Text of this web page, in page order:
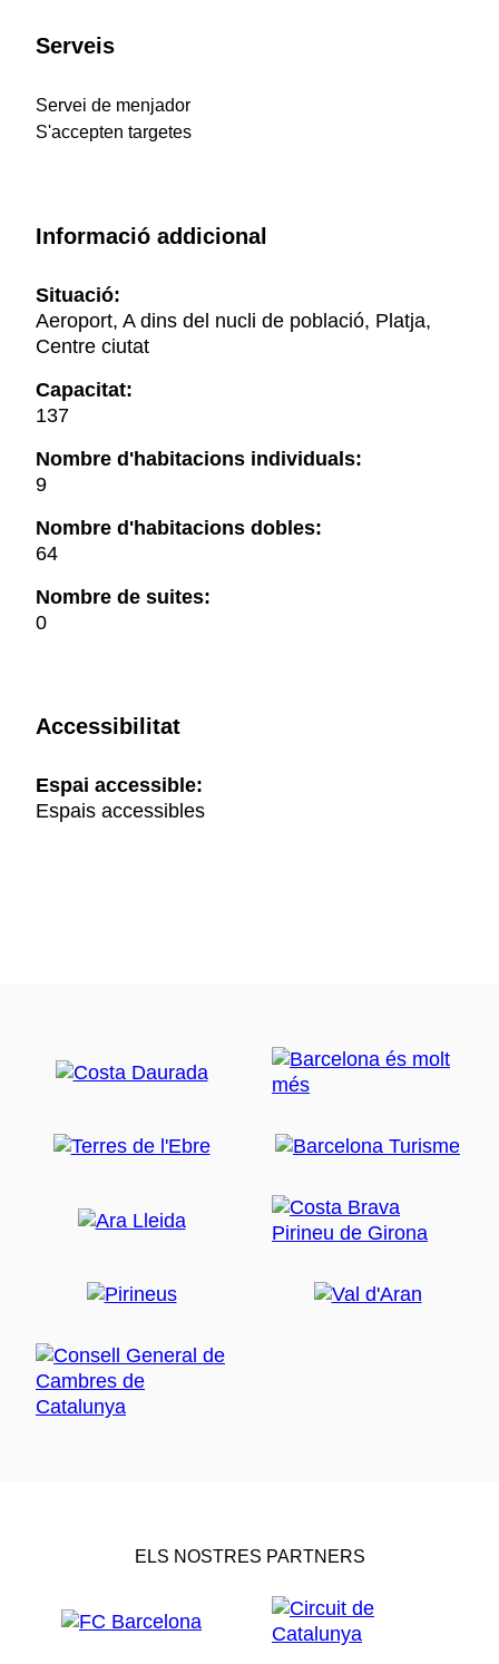
Serveis
Servei de menjador
S'accepten targetes
Informació addicional
Situació:
Aeroport, A dins del nucli de població, Platja,
Centre ciutat
Capacitat:
137
Nombre d'habitacions individuals:
9
Nombre d'habitacions dobles:
64
Nombre de suites:
0
Accessibilitat
Espai accessible:
Espais accessibles
ELS NOSTRES PARTNERS